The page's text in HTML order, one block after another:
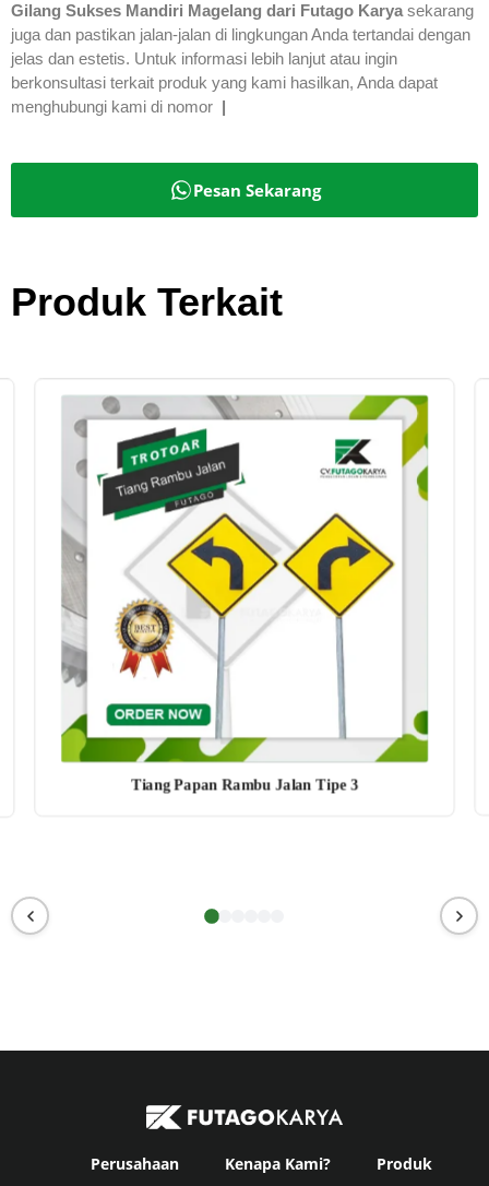
Gilang Sukses Mandiri Magelang dari Futago Karya sekarang
juga dan pastikan jalan-jalan di lingkungan Anda tertandai dengan
jelas dan estetis. Untuk informasi lebih lanjut atau ingin
berkonsultasi terkait produk yang kami hasilkan, Anda dapat
menghubungi kami di nomor |
Pesan Sekarang
Produk Terkait
Tiang Papan Rambu Jalan Tipe 3
Perusahaan Kenapa Kami? Produk